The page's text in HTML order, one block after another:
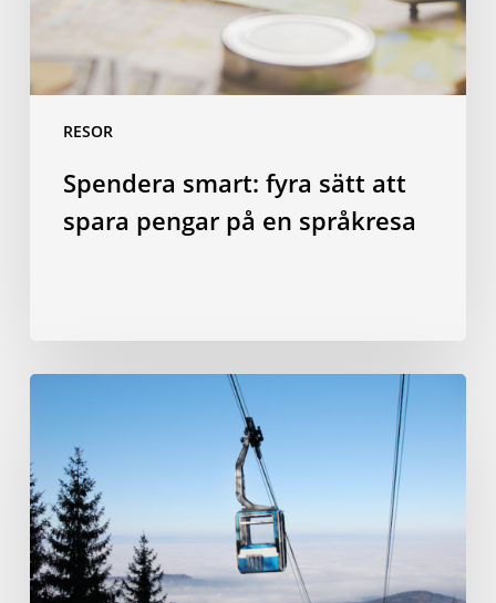
RESOR
språkresa
Spendera smart: fyra sätt att
spara pengar på en språkresa
göra
i
Freiburg
för
under